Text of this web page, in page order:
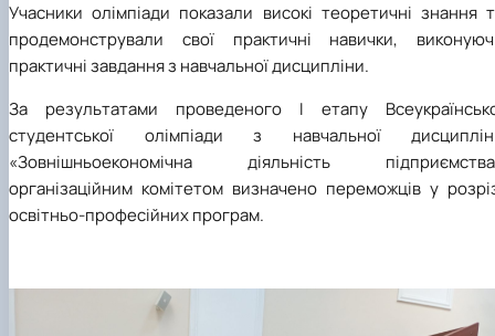
Учасники олімпіади показали високі теоретичні знання
продемонстрували свої практичні навички,
практичні завдання з навчальної дисципліни.
За результатами проведеного І етапу
студентської олімпіади з навчальної
«Зовнішньоекономічна діяльність
організаційним комітетом визначено переможців у
освітньо-професійних програм.